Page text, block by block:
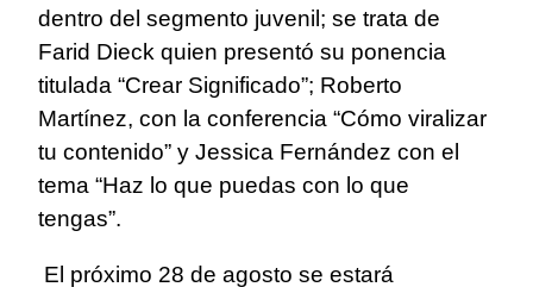
dentro del segmento juvenil; se trata de
Farid Dieck quien presentó su ponencia
titulada “Crear Significado”; Roberto
Martínez, con la conferencia “Cómo viralizar
tu contenido” y Jessica Fernández con el
tema “Haz lo que puedas con lo que
tengas”.
El próximo 28 de agosto se estará